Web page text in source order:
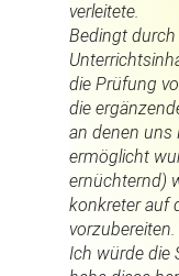
verleitete.
Bedingt durch
die Prüfung
die
an denen uns
ermöglicht
ernüchternd)
konkreter auf
vorzubereiten.
Ich würde die